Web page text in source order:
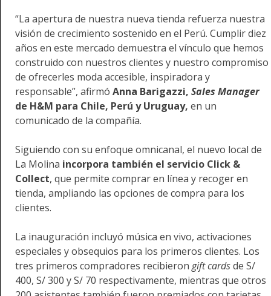
“La apertura de nuestra nueva tienda refuerza nuestra
visión de crecimiento sostenido en el Perú. Cumplir diez
años en este mercado demuestra el vínculo que hemos
construido con nuestros clientes y nuestro compromiso
de ofrecerles moda accesible, inspiradora y
responsable”, afirmó Anna Barigazzi, Sales Manager
de H&M para Chile, Perú y Uruguay, en un
comunicado de la compañía.
Siguiendo con su enfoque omnicanal, el nuevo local de
La Molina incorpora también el servicio Click &
Collect, que permite comprar en línea y recoger en
tienda, ampliando las opciones de compra para los
clientes.
La inauguración incluyó música en vivo, activaciones
especiales y obsequios para los primeros clientes. Los
tres primeros compradores recibierongift cardsde S/
400, S/ 300 y S/ 70 respectivamente, mientras que otros